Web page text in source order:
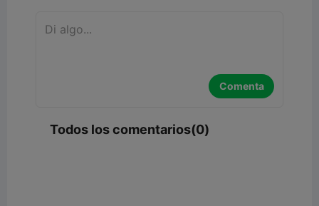
Comenta
Todos los comentarios(0)